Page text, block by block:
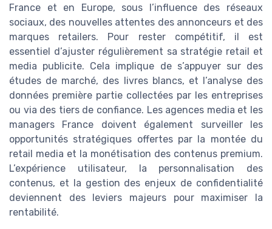
France et en Europe, sous l’influence des réseaux
sociaux, des nouvelles attentes des annonceurs et des
marques retailers. Pour rester compétitif, il est
essentiel d’ajuster régulièrement sa stratégie retail et
media publicite. Cela implique de s’appuyer sur des
études de marché, des livres blancs, et l’analyse des
données première partie collectées par les entreprises
ou via des tiers de confiance. Les agences media et les
managers France doivent également surveiller les
opportunités stratégiques offertes par la montée du
retail media et la monétisation des contenus premium.
L’expérience utilisateur, la personnalisation des
contenus, et la gestion des enjeux de confidentialité
deviennent des leviers majeurs pour maximiser la
rentabilité.